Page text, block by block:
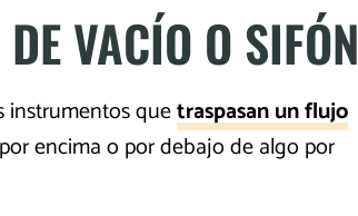
VACÍO O SIFÓN
instrumentos quetraspasan un flujo
encima o por debajo de algo por